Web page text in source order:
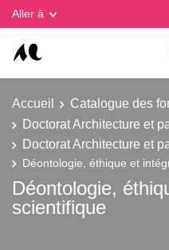
Aller à
Accueil Catalogue des
Doctorat Architecture et
Doctorat Architecture et
Déontologie, éthique et
Déontologie,
scientifique
Gestion des cookies